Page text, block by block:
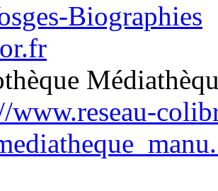
Biographies
www.reseau-